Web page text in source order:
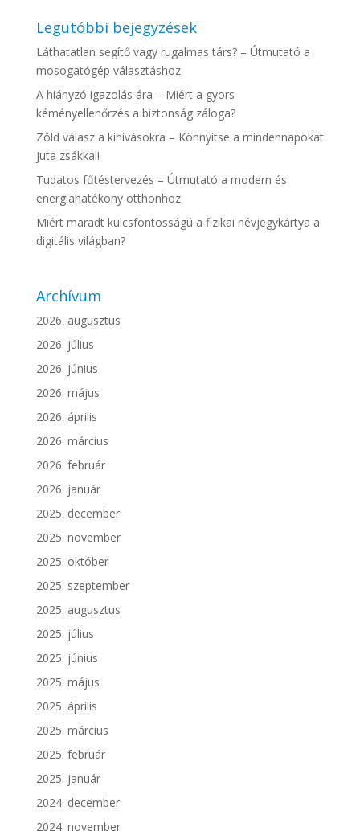
Legutóbbi bejegyzések
Láthatatlan segítő vagy rugalmas társ? – Útmutató a
mosogatógép választáshoz
A hiányzó igazolás ára – Miért a gyors
kéményellenőrzés a biztonság záloga?
Zöld válasz a kihívásokra – Könnyítse a mindennapokat
juta zsákkal!
Tudatos fűtéstervezés – Útmutató a modern és
energiahatékony otthonhoz
Miért maradt kulcsfontosságú a fizikai névjegykártya a
digitális világban?
Archívum
2026. augusztus
2026. július
2026. június
2026. május
2026. április
2026. március
2026. február
2026. január
2025. december
2025. november
2025. október
2025. szeptember
2025. augusztus
2025. július
2025. június
2025. május
2025. április
2025. március
2025. február
2025. január
2024. december
2024. november